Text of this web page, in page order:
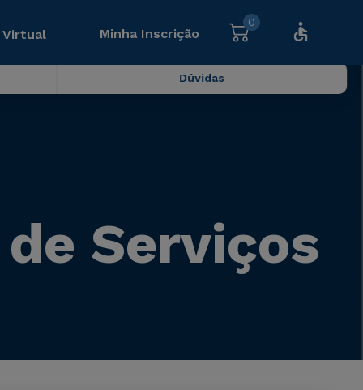
Virtual Minha Inscrição
0
Dúvidas
Serviços